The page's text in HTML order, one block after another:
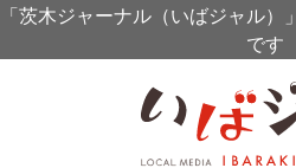
「茨木ジャーナル（いばジャル
です